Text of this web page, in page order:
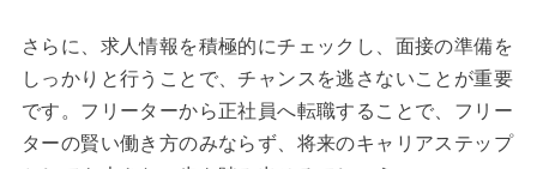
さらに、求人情報を積極的にチェックし、面接の準備を
しっかりと行うことで、チャンスを逃さないことが重要
です。フリーターから正社員へ転職することで、フリー
ターの賢い働き方のみならず、将来のキャリアステップ